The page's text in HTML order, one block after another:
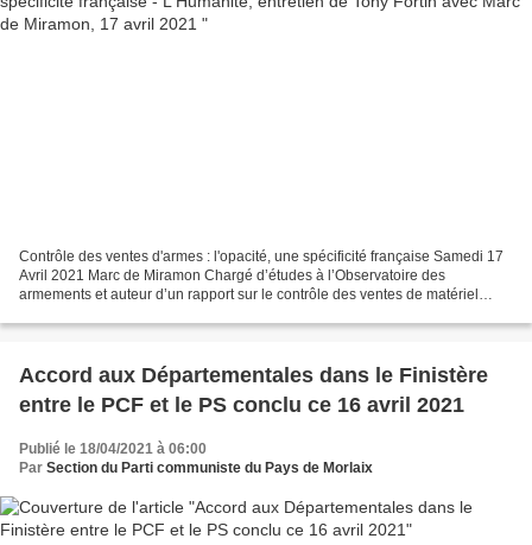
Contrôle des ventes d'armes : l'opacité, une spécificité française Samedi 17
Avril 2021 Marc de Miramon Chargé d’études à l’Observatoire des
armements et auteur d’un rapport sur le contrôle des ventes de matériel
Accord aux Départementales dans le Finistère
entre le PCF et le PS conclu ce 16 avril 2021
Publié le 18/04/2021 à 06:00
Par Section du Parti communiste du Pays de Morlaix